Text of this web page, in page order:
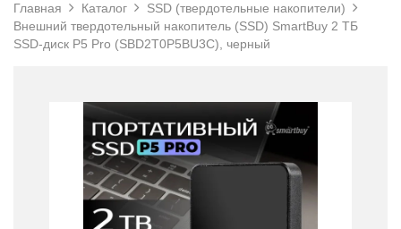
Главная Каталог
SSD (твердотельные накопители)
Внешний твердотельный накопитель (SSD) SmartBuy 2 ТБ
SSD-диск P5 Pro (SBD2T0P5BU3C), черный